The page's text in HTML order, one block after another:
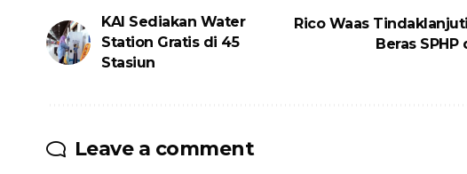
KAI Sediakan Water
Station Gratis di 45
Stasiun
Rico Waas
Beras
Leave a comment